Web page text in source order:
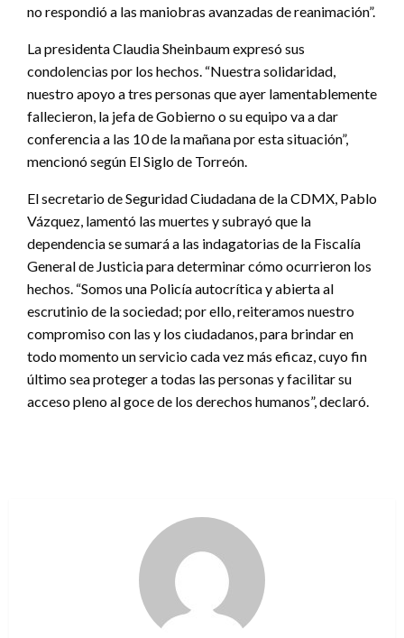
no respondió a las maniobras avanzadas de reanimación”.
La presidenta Claudia Sheinbaum expresó sus
condolencias por los hechos. “Nuestra solidaridad,
nuestro apoyo a tres personas que ayer lamentablemente
fallecieron, la jefa de Gobierno o su equipo va a dar
conferencia a las 10 de la mañana por esta situación”,
mencionó según El Siglo de Torreón.
El secretario de Seguridad Ciudadana de la CDMX, Pablo
Vázquez, lamentó las muertes y subrayó que la
dependencia se sumará a las indagatorias de la Fiscalía
General de Justicia para determinar cómo ocurrieron los
hechos. “Somos una Policía autocrítica y abierta al
escrutinio de la sociedad; por ello, reiteramos nuestro
compromiso con las y los ciudadanos, para brindar en
todo momento un servicio cada vez más eficaz, cuyo fin
último sea proteger a todas las personas y facilitar su
acceso pleno al goce de los derechos humanos”, declaró.